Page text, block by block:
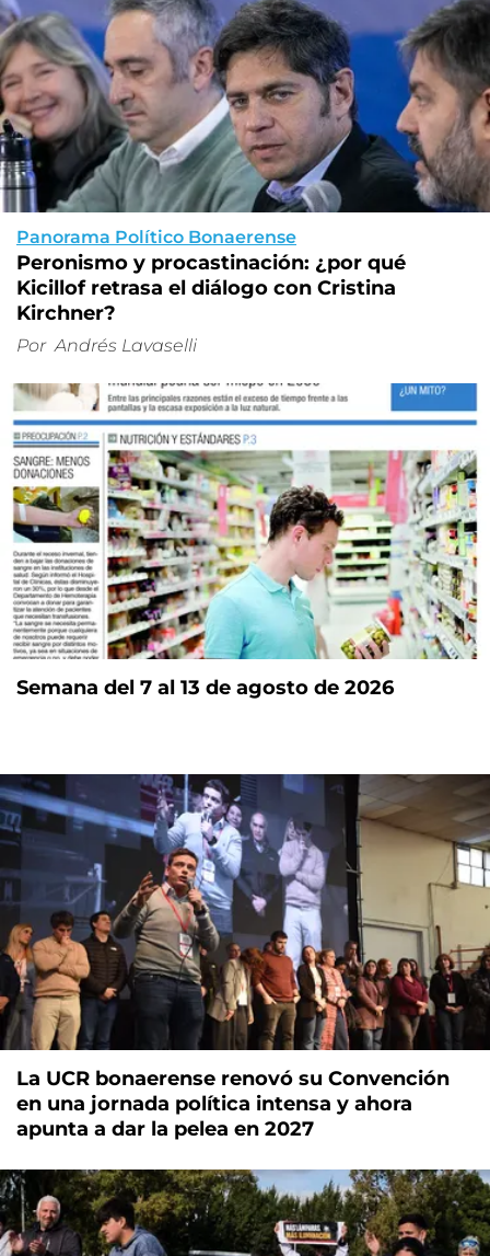
Panorama Político Bonaerense
Peronismo y procastinación: ¿por qué
Kicillof retrasa el diálogo con Cristina
Kirchner?
Por Andrés Lavaselli
Semana del 7 al 13 de agosto de 2026
La UCR bonaerense renovó su Convención
en una jornada política intensa y ahora
apunta a dar la pelea en 2027